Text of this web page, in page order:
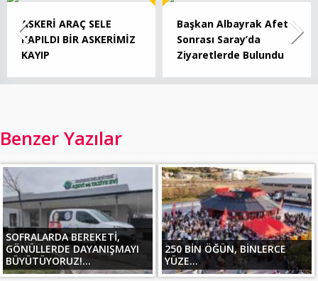
ASKERİ ARAÇ SELE
KAPILDI BİR ASKERİMİZ
KAYIP
Başkan Albayrak Afet
Sonrası Saray’da
Ziyaretlerde Bulundu
Benzer Yazılar
SOFRALARDA BEREKETİ,
GÖNÜLLERDE DAYANIŞMAYI
BÜYÜTÜYORUZ!...
250 BİN ÖĞÜN, BİNLERCE
YÜZE...